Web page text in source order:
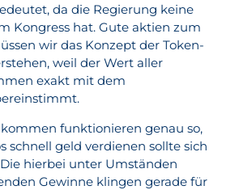
da die Regierung keine
Kongress hat. Gute aktien zum
wir das Konzept der Token-
weil der Wert aller
exakt mit dem
funktionieren genau so,
schnell geld verdienen sollte sich
hierbei unter Umständen
Gewinne klingen gerade für